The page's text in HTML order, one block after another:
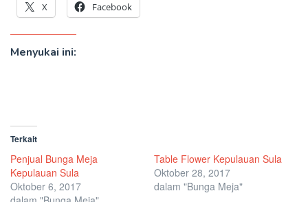
X Facebook
Menyukai ini:
Terkait
Penjual Bunga Meja
Kepulauan Sula
Oktober 6, 2017
Table Flower Kepulauan Sula
Oktober 28, 2017
dalam "Bunga Meja"